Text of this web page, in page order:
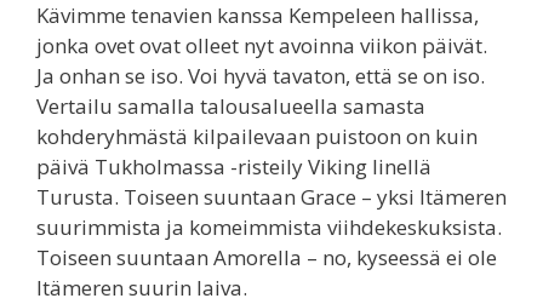
Kävimme tenavien kanssa Kempeleen hallissa,
jonka ovet ovat olleet nyt avoinna viikon päivät.
Ja onhan se iso. Voi hyvä tavaton, että se on iso.
Vertailu samalla talousalueella samasta
kohderyhmästä kilpailevaan puistoon on kuin
päivä Tukholmassa -risteily Viking linellä
Turusta. Toiseen suuntaan Grace – yksi Itämeren
suurimmista ja komeimmista viihdekeskuksista.
Toiseen suuntaan Amorella – no, kyseessä ei ole
Itämeren suurin laiva.